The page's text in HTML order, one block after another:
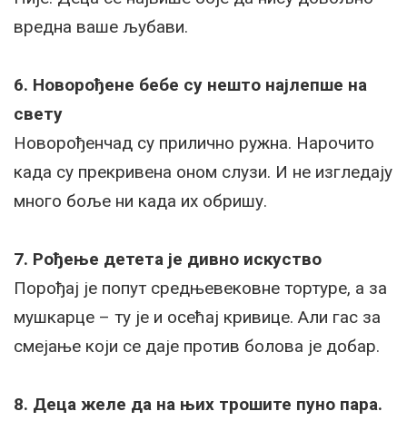
вредна ваше љубави.
6. Новорођене бебе су нешто најлепше на
свету
Новорођенчад су прилично ружна. Нарочито
када су прекривена оном слузи. И не изгледају
много боље ни када их обришу.
7. Рођење детета је дивно искуство
Порођај је попут средњевековне тортуре, а за
мушкарце – ту је и осећај кривице. Али гас за
смејање који се даје против болова је добар.
8. Деца желе да на њих трошите пуно пара.